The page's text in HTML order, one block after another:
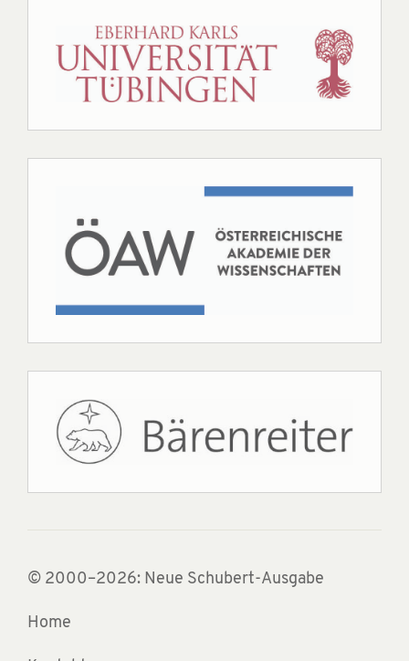
© 2000–2026: Neue Schubert-Ausgabe
Home